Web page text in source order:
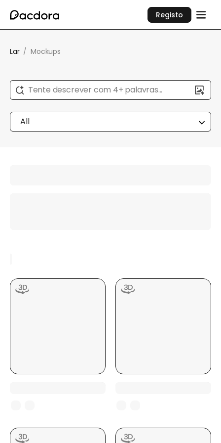
Registo
Lar / Mockups
Tente descrever com 4+ palavras...
All